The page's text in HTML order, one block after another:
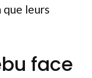
leurs
face